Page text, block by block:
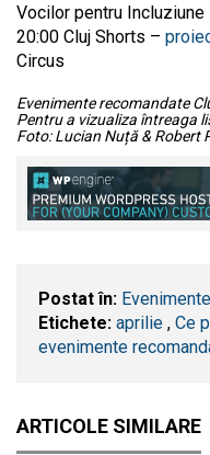
Vocilor pentru Incluziune
20:00 Cluj Shorts –
Circus
Evenimente recomandate
Pentru a vizualiza întreaga
Foto: Lucian Nuță & Robert
Postat în: Evenimente
Etichete: aprilie , Ce
evenimente
ARTICOLE SIMILARE